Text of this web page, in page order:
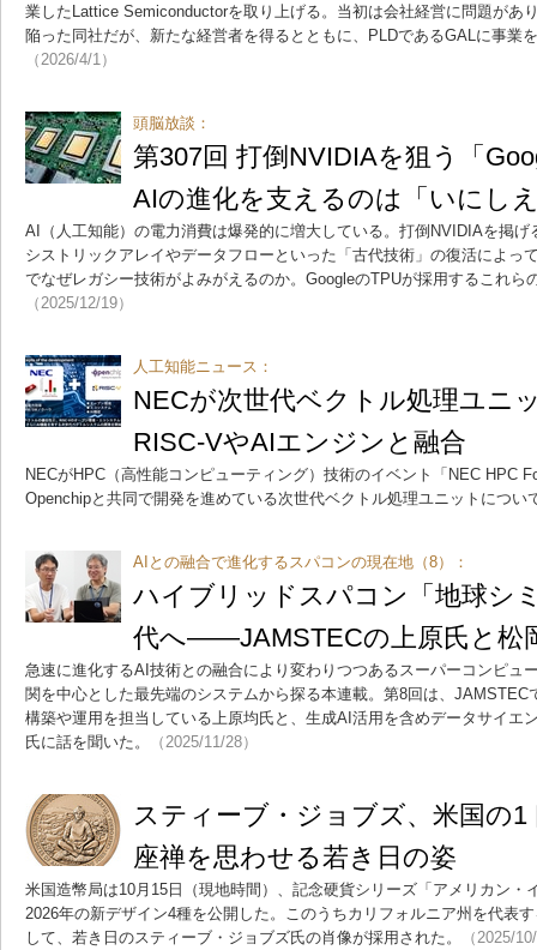
業したLattice Semiconductorを取り上げる。当初は会社経営に問題があ
陥った同社だが、新たな経営者を得るとともに、PLDであるGALに事業
（2026/4/1）
頭脳放談：
第307回 打倒NVIDIAを狙う「
AIの進化を支えるのは「いにし
AI（人工知能）の電力消費は爆発的に増大している。打倒NVIDIAを掲
シストリックアレイやデータフローといった「古代技術」の復活によっ
でなぜレガシー技術がよみがえるのか。GoogleのTPUが採用するこれら
（2025/12/19）
人工知能ニュース：
NECが次世代ベクトル処理ユニ
RISC-VやAIエンジンと融合
NECがHPC（高性能コンピューティング）技術のイベント「NEC HPC
Openchipと共同で開発を進めている次世代ベクトル処理ユニットについ
AIとの融合で進化するスパコンの現在地（8）：
ハイブリッドスパコン「地球シ
代へ――JAMSTECの上原氏と松
急速に進化するAI技術との融合により変わりつつあるスーパーコンピュ
関を中心とした最先端のシステムから探る本連載。第8回は、
構築や運用を担当している上原均氏と、生成AI活用を含めデータサイエ
氏に話を聞いた。
（2025/11/28）
スティーブ・ジョブズ、米国
座禅を思わせる若き日の姿
米国造幣局は10月15日（現地時間）、記念硬貨シリーズ「アメリカン・
2026年の新デザイン4種を公開した。このうちカリフォルニア州を代表
して、若き日のスティーブ・ジョブズ氏の肖像が採用された。
（2025/